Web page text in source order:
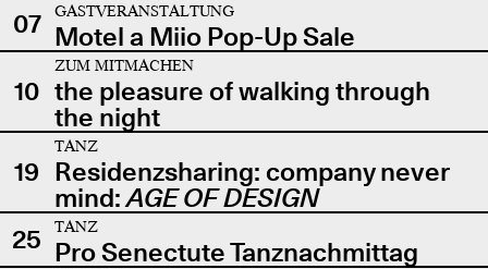
07
GASTVERANSTALTUNG
Motel a Miio Pop-Up Sale
10
ZUM MITMACHEN
the pleasure of walking through
the night
19
TANZ
Residenzsharing: company never
mind:AGE OF DESIGN
25
TANZ
Pro Senectute Tanznachmittag